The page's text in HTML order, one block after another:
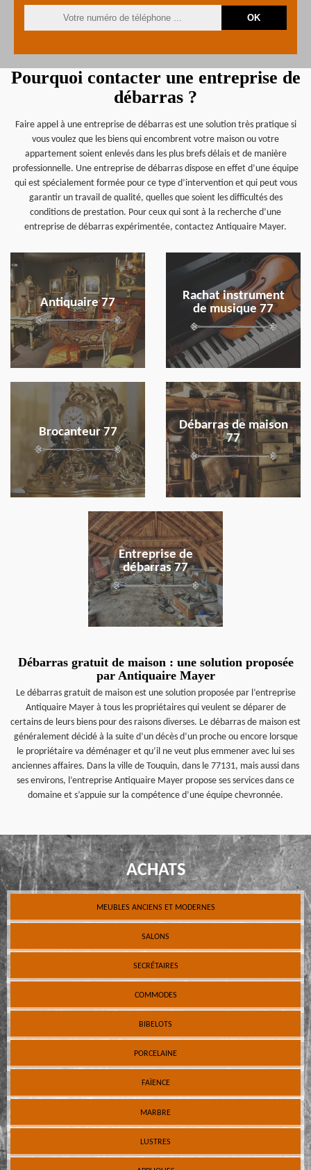
Pourquoi contacter une entreprise de
débarras ?
Faire appel à une entreprise de débarras est une solution très pratique si
vous voulez que les biens qui encombrent votre maison ou votre
appartement soient enlevés dans les plus brefs délais et de manière
professionnelle. Une entreprise de débarras dispose en effet d’une équipe
qui est spécialement formée pour ce type d’intervention et qui peut vous
garantir un travail de qualité, quelles que soient les difficultés des
conditions de prestation. Pour ceux qui sont à la recherche d’une
entreprise de débarras expérimentée, contactez Antiquaire Mayer.
Antiquaire 77
en savoir plus
Rachat instrument
de musique 77
en savoir plus
Brocanteur 77
en savoir plus
Débarras de maison
77
en savoir plus
Entreprise de
débarras 77
en savoir plus
Débarras gratuit de maison : une solution proposée
par Antiquaire Mayer
Le débarras gratuit de maison est une solution proposée par l’entreprise
Antiquaire Mayer à tous les propriétaires qui veulent se déparer de
certains de leurs biens pour des raisons diverses. Le débarras de maison est
généralement décidé à la suite d’un décès d’un proche ou encore lorsque
le propriétaire va déménager et qu’il ne veut plus emmener avec lui ses
anciennes affaires. Dans la ville de Touquin, dans le 77131, mais aussi dans
ses environs, l’entreprise Antiquaire Mayer propose ses services dans ce
domaine et s’appuie sur la compétence d’une équipe chevronnée.
ACHATS
MEUBLES ANCIENS ET MODERNES
SALONS
SECRÉTAIRES
COMMODES
BIBELOTS
PORCELAINE
FAÏENCE
MARBRE
LUSTRES